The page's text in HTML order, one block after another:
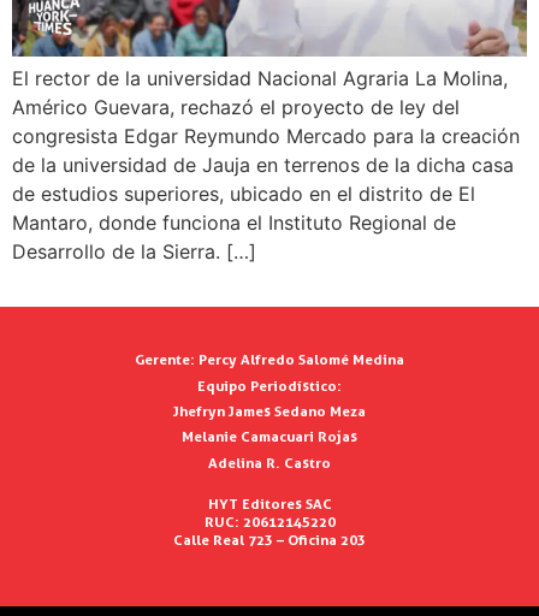
El rector de la universidad Nacional Agraria La Molina,
Américo Guevara, rechazó el proyecto de ley del
congresista Edgar Reymundo Mercado para la creación
de la universidad de Jauja en terrenos de la dicha casa
de estudios superiores, ubicado en el distrito de El
Mantaro, donde funciona el Instituto Regional de
Desarrollo de la Sierra. […]
Gerente: Percy Alfredo Salomé Medina
Equipo Periodístico:
Jhefryn James Sedano Meza
Melanie Camacuari Rojas
Adelina R. Castro
HYT Editores SAC
RUC: 20612145220
Calle Real 723 – Oficina 203